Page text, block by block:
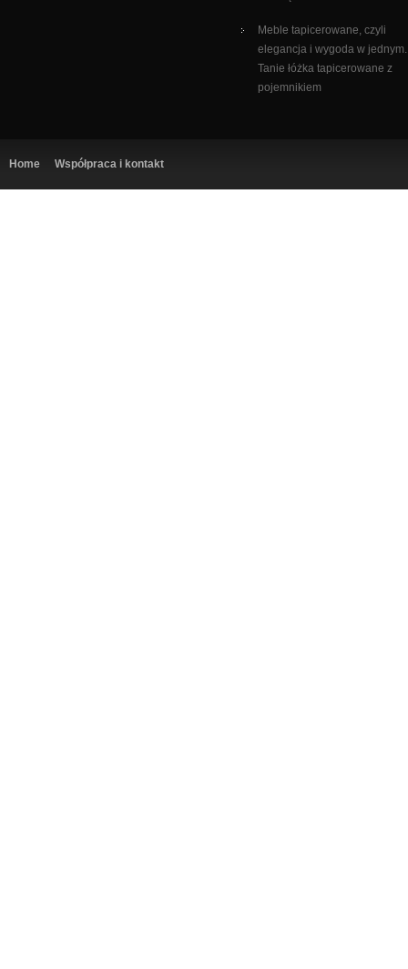
Meble tapicerowane, czyli
elegancja i wygoda w jednym.
Tanie łóżka tapicerowane z
pojemnikiem
Home Współpraca i kontakt